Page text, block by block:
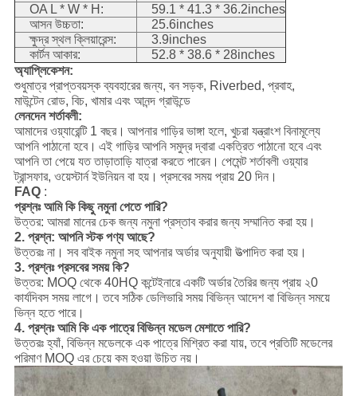
OA L * W * H:
59.1 * 41.3 * 36.2inches
আসন উচ্চতা:
25.6inches
ক্ষুদ্র স্থল ক্লিয়ারেন্স:
3.9inches
কার্টন আকার:
52.8 * 38.6 * 28inches
অ্যাপ্লিকেশন:
শুধুমাত্র প্রাপ্তবয়স্ক ব্যবহারের জন্য, বন সড়ক, Riverbed, প্রবাহ,
মাউন্টেন রোড, বিচ, খামার এবং আনন্দ গ্রাউন্ডে
লেনদেন শর্তাবলী:
আমাদের ওয়্যারেন্টি 1 বছর। আপনার গাড়ির ভাঙ্গা হলে, খুচরা যন্ত্রাংশ বিনামূল্যে
আপনি পাঠানো হবে। এই গাড়ির আপনি সমুদ্র দ্বারা একত্রিত পাঠানো হবে এবং
আপনি তা পেয়ে যত তাড়াতাড়ি যাত্রা করতে পারেন। পেমেন্ট শর্তাবলী ওয়্যার
ট্রান্সফার, ওয়েস্টার্ন ইউনিয়ন বা হয়। প্রসবের সময় প্রায় 20 দিন।
FAQ:
প্রশ্নঃ আমি কি কিছু নমুনা পেতে পারি?
উত্তর: আমরা মানের চেক জন্য নমুনা প্রস্তাব করার জন্য সম্মানিত করা হয়।
2. প্রশ্ন: আপনি স্টক পণ্য আছে?
উত্তরঃ না। সব বাইক নমুনা সহ আপনার অর্ডার অনুযায়ী উত্পাদিত করা হয়।
3. প্রশ্নঃ প্রসবের সময় কি?
উত্তর: MOQ থেকে 40HQ কন্টেইনারে একটি অর্ডার তৈরির জন্য প্রায় ২0
কার্যদিবস সময় লাগে। তবে সঠিক ডেলিভারি সময় বিভিন্ন আদেশ বা বিভিন্ন সময়ে
ভিন্ন হতে পারে।
4. প্রশ্নঃ আমি কি এক পাত্রে বিভিন্ন মডেল মেশাতে পারি?
উত্তরঃ হ্যাঁ, বিভিন্ন মডেলকে এক পাত্রে মিশ্রিত করা যায়, তবে প্রতিটি মডেলের
পরিমাণ MOQ এর চেয়ে কম হওয়া উচিত নয়।